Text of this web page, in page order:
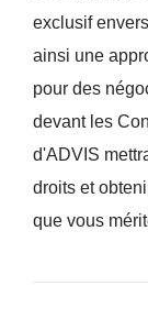
exclusif
ainsi une
pour des
devant les
d'ADVIS
droits et
que vous